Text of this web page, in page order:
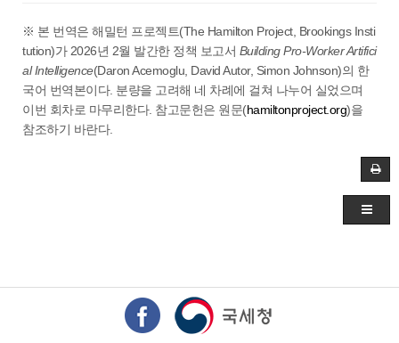
※ 본 번역은 해밀턴 프로젝트(The Hamilton Project, Brookings Insti
tution)가 2026년 2월 발간한 정책 보고서 Building Pro-Worker Artifici
al Intelligence(Daron Acemoglu, David Autor, Simon Johnson)의 한
국어 번역본이다. 분량을 고려해 네 차례에 걸쳐 나누어 실었으며
이번 회차로 마무리한다. 참고문헌은 원문(hamiltonproject.org)을
참조하기 바란다.